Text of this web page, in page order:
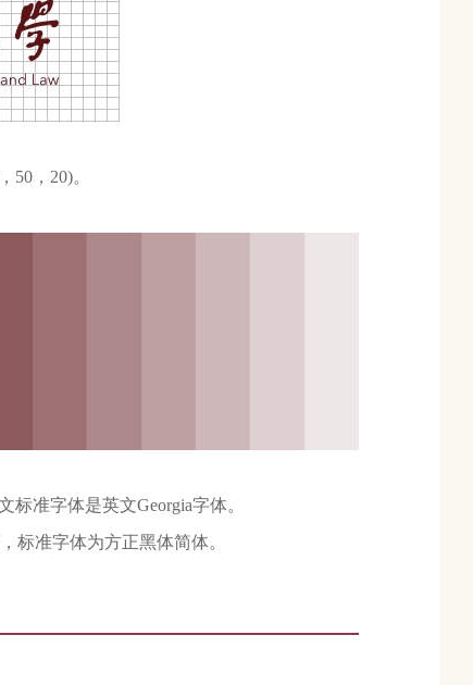
50，20)。
标准字体是英文Georgia字体。
标准字体为方正黑体简体。